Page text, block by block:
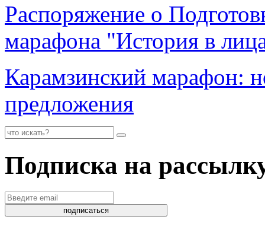
Распоряжение о
марафона "История в
Карамзинский марафон:
предложения
Подписка на
подписаться